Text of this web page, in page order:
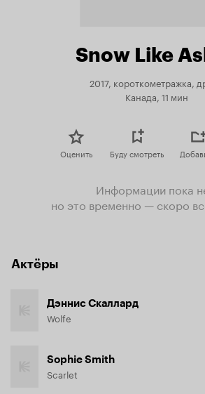
Snow Like
2017, короткометражка,
Канада, 11 мин
Оценить Буду смотреть
Информации пока
но это временно — скоро
Актёры
Дэннис Скаллард
Wolfe
Sophie Smith
Scarlet